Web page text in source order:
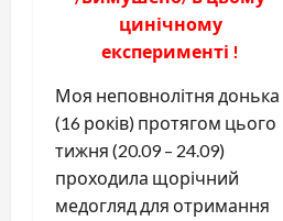
цинічному
експерименті !
Моя неповнолітня донька
(16 років) протягом цього
тижня (20.09 – 24.09)
проходила щорічний
медогляд для отримання